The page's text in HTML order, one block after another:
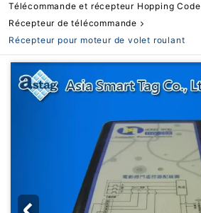
Télécommande et récepteur Hopping Code
Récepteur de télécommande
Récepteur pour moteur de volet roulant